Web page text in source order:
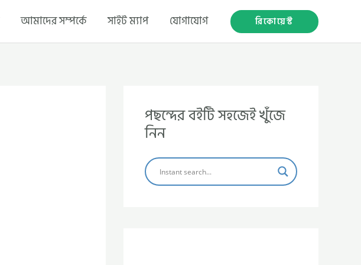
আমাদের সম্পর্কে সাইট ম্যাপ যোগাযোগ রিকোয়েস্ট
পছন্দের বইটি সহজেই খুঁজে
নিন